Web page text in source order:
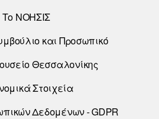
Το ΝΟΗΣΙΣ
και Προσωπικό
Θεσσαλονίκης
Στοιχεία
Δεδομένων - GDPR